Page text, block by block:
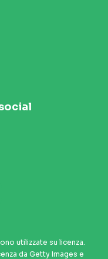
utilizzate su licenza.
da Getty Images e